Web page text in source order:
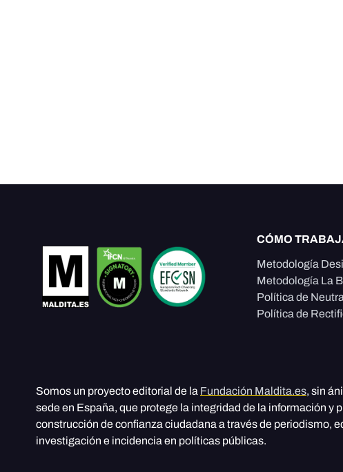
CÓMO
Metodología
Metodología La
Política de
Política de
Somos un proyecto editorial de la Fundación Maldita.es, sin
sede en España, que protege la integridad de la información y
construcción de confianza ciudadana a través de periodismo,
investigación e incidencia en políticas públicas.